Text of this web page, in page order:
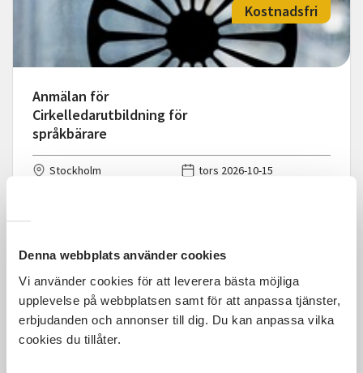
Denna webbplats använder cookies
Vi använder cookies för att leverera bästa möjliga
upplevelse på webbplatsen samt för att anpassa tjänster,
erbjudanden och annonser till dig. Du kan anpassa vilka
cookies du tillåter.
Anmälan för
Cirkelledarutbildning för
språkbärare
Kostnadsfri
Stockholm
tors 2026-10-15